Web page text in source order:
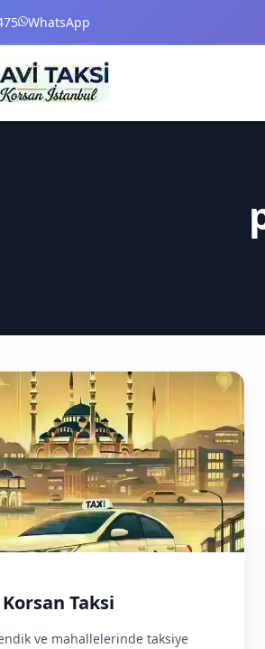
WhatsApp
Taksi
ve mahallelerinde taksiye